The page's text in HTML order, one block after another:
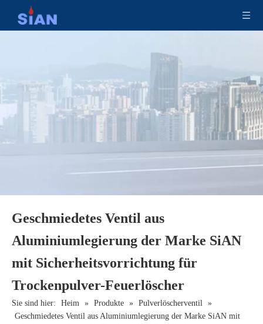
Geschmiedetes Ventil aus
Aluminiumlegierung der Marke SiAN
mit Sicherheitsvorrichtung für
Trockenpulver-Feuerlöscher
Sie sind hier: Heim » Produkte » Pulverlöscherventil »
Geschmiedetes Ventil aus Aluminiumlegierung der Marke SiAN mit